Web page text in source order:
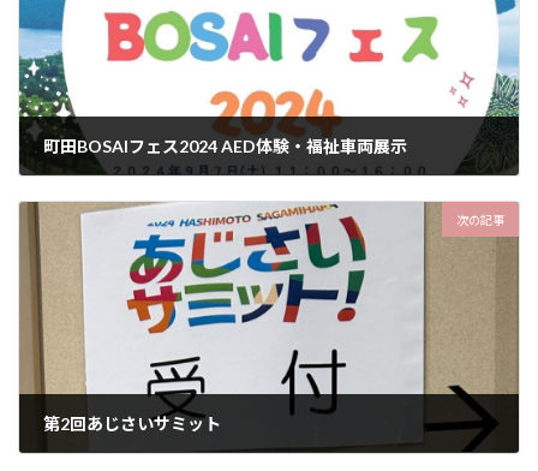
町田BOSAIフェス2024 AED体験・福祉車両展示
次の記事
第2回あじさいサミット